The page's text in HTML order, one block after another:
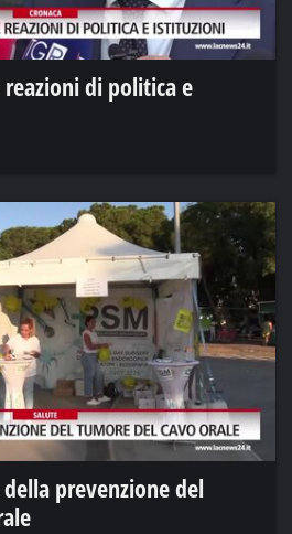
di politica e
prevenzione del